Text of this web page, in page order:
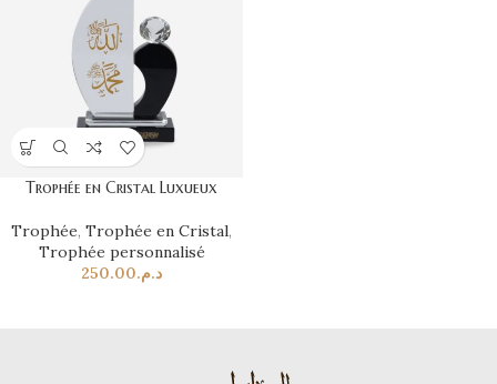
Trophée en Cristal Luxueux
Trophée, Trophée en Cristal,
Trophée personnalisé
د.م.250.00